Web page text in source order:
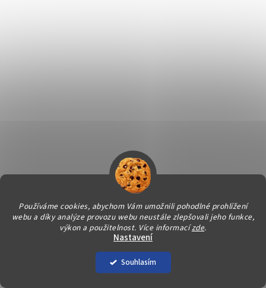
Používáme cookies, abychom Vám umožnili pohodlné prohlížení
webu a díky analýze provozu webu neustále zlepšovali jeho funkce,
výkon a použitelnost. Více informacízde.
Nastavení
Souhlasím
Vytvořil Shoptet
Svět úklidu. Všechna práva vyhrazena.